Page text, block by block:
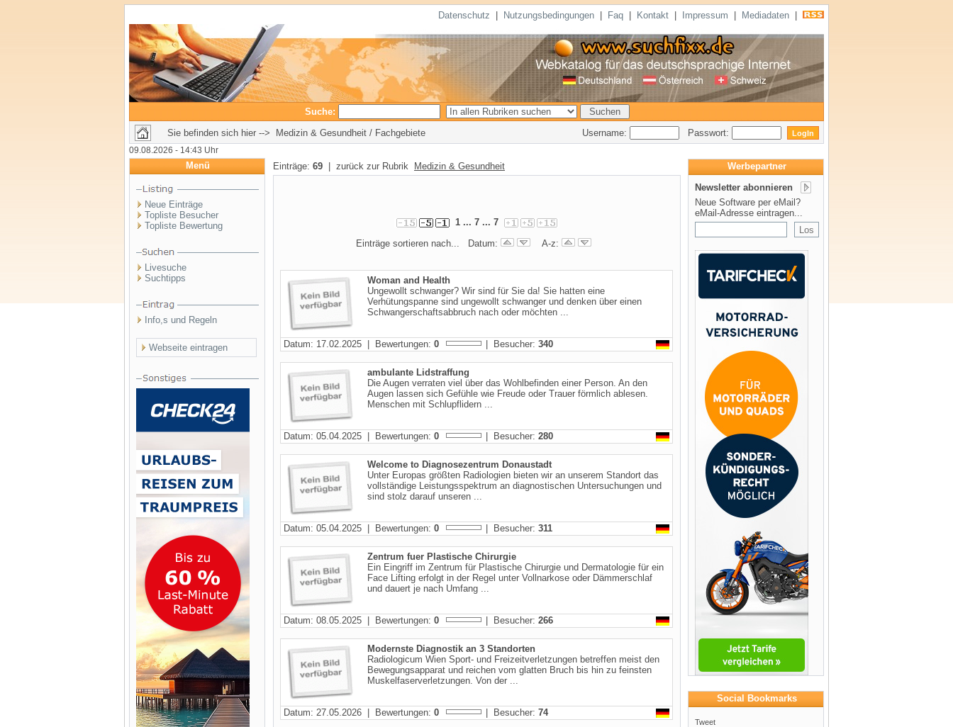
Datenschutz Nutzungsbedingungen Faq Kontakt Impressum Mediadaten
Suche:
Sie befinden sich hier --> Medizin & Gesundheit / Fachgebiete
Username: Passwort:
09.08.2026 - 14:43 Uhr
Menü
Neue Einträge
Topliste Besucher
Topliste Bewertung
Livesuche
Suchtipps
Info,s und Regeln
Webseite eintragen
Einträge: 69 | zurück zur Rubrik Medizin & Gesundheit
1... 7 ... 7
Einträge sortieren nach... Datum:
A-z:
Woman and Health
Ungewollt schwanger? Wir sind für Sie da! Sie hatten eine
Verhütungspanne sind ungewollt schwanger und denken über einen
Schwangerschaftsabbruch nach oder möchten ...
Datum: 17.02.2025 | Bewertungen: 0 | Besucher: 340
ambulante Lidstraffung
Die Augen verraten viel über das Wohlbefinden einer Person. An den
Augen lassen sich Gefühle wie Freude oder Trauer förmlich ablesen.
Menschen mit Schlupflidern ...
Datum: 05.04.2025 | Bewertungen: 0 | Besucher: 280
Welcome to Diagnosezentrum Donaustadt
Unter Europas größten Radiologien bieten wir an unserem Standort das
vollständige Leistungsspektrum an diagnostischen Untersuchungen und
sind stolz darauf unseren ...
Datum: 05.04.2025 | Bewertungen: 0 | Besucher: 311
Zentrum fuer Plastische Chirurgie
Ein Eingriff im Zentrum für Plastische Chirurgie und Dermatologie für ein
Face Lifting erfolgt in der Regel unter Vollnarkose oder Dämmerschlaf
und dauert je nach Umfang ...
Datum: 08.05.2025 | Bewertungen: 0 | Besucher: 266
Modernste Diagnostik an 3 Standorten
Radiologicum Wien Sport- und Freizeitverletzungen betreffen meist den
Bewegungsapparat und reichen vom glatten Bruch bis hin zu feinsten
Muskelfaserverletzungen. Von der ...
Datum: 27.05.2026 | Bewertungen: 0 | Besucher: 74
Werbepartner
Newsletter abonnieren
Neue Software per eMail?
eMail-Adresse eintragen...
Social Bookmarks
Tweet